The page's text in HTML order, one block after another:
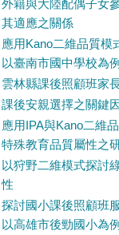
外籍與大陸配偶子女
其適應之關係
應用Kano二維品質模
以臺南市國中學校為例
雲林縣課後照顧班家
課後安親選擇之關鍵
應用IPA與Kano二維
特殊教育品質屬性之
以狩野二維模式探討
性
探討國小課後照顧班
以高雄市後勁國小為例